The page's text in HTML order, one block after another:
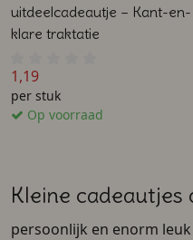
uitdeelcadeautje – Kant-en-
klare traktatie
1,19
per stuk
Op voorraad
Kleine
persoonlijk en enorm